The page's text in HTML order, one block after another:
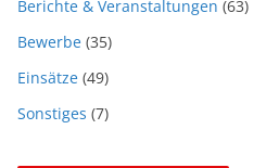
Berichte & Veranstaltungen (63)
Bewerbe (35)
Einsätze (49)
Sonstiges (7)